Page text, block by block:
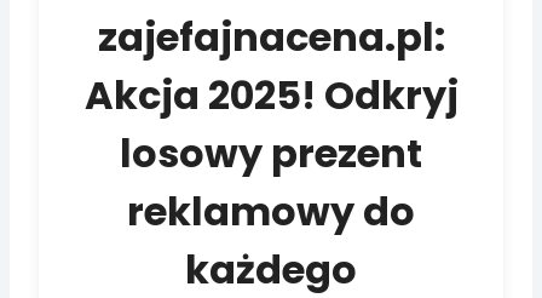
zajefajnacena.pl:
Akcja 2025! Odkryj
losowy prezent
reklamowy do
każdego